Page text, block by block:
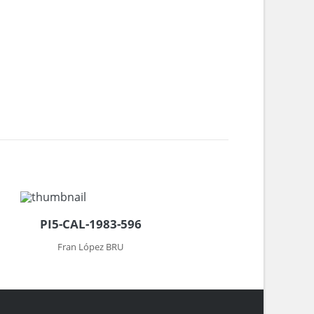
PI5-CAL-1983-596
Fran López BRU